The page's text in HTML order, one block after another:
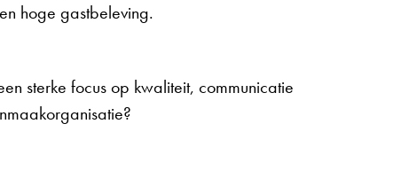
hoge gastbeleving.
sterke focus op kwaliteit, communicatie